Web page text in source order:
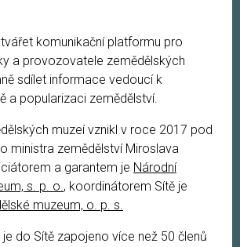
komunikační platformu pro
a provozovatele zemědělských
sdílet informace vedoucí k
a popularizaci zemědělství.
muzeí vznikl v roce 2017 pod
ministra zemědělství Miroslava
a garantem je Národní
s. p. o., koordinátorem Sítě je
muzeum, o. p. s.
do Sítě zapojeno více než 50 členů